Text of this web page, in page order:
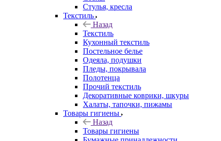
Стулья, кресла
Текстиль
Назад
Текстиль
Кухонный текстиль
Постельное белье
Одеяла, подушки
Пледы, покрывала
Полотенца
Прочий текстиль
Декоративные коврики, шкуры
Халаты, тапочки, пижамы
Товары гигиены
Назад
Товары гигиены